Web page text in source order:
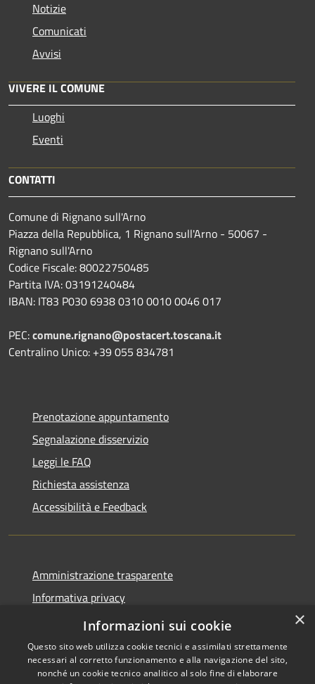
Notizie
Comunicati
Avvisi
VIVERE IL COMUNE
Luoghi
Eventi
CONTATTI
Comune di Rignano sull'Arno
Piazza della Repubblica, 1 Rignano sull'Arno - 50067 -
Rignano sull'Arno
Codice Fiscale: 80022750485
Partita IVA: 03191240484
IBAN: IT83 P030 6938 0310 0010 0046 017
PEC:comune.rignano@postacert.toscana.it
Centralino Unico: +39 055 834781
Prenotazione appuntamento
Segnalazione disservizio
Leggi le FAQ
Richiesta assistenza
Accessibilità e Feedback
Amministrazione trasparente
Informativa privacy
×
Informazioni sui cookie
Questo sito web utilizza cookie tecnici e assimilati strettamente
necessari al corretto funzionamento e alla navigazione del sito,
nonché un cookie tecnico analitico al solo fine di elaborare